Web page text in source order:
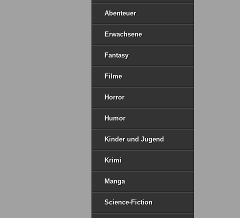
Abenteuer
Erwachsene
Fantasy
Filme
Horror
Humor
Kinder und Jugend
Krimi
Manga
Science-Fiction